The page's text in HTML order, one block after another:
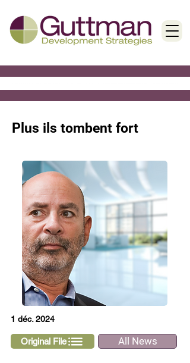
Plus ils tombent fort
1 déc. 2024
Original File All News